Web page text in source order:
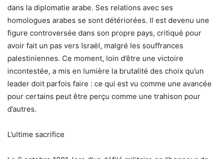
dans la diplomatie arabe. Ses relations avec ses
homologues arabes se sont détériorées. Il est devenu une
figure controversée dans son propre pays, critiqué pour
avoir fait un pas vers Israël, malgré les souffrances
palestiniennes. Ce moment, loin d’être une victoire
incontestée, a mis en lumière la brutalité des choix qu’un
leader doit parfois faire : ce qui est vu comme une avancée
pour certains peut être perçu comme une trahison pour
d’autres.
L’ultime sacrifice